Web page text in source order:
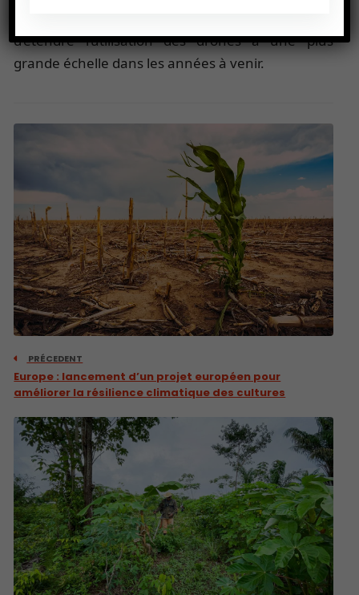
d’étendre l’utilisation des drones à une plus
grande échelle dans les années à venir.
PRÉCEDENT
Europe : lancement d’un projet européen pour
améliorer la résilience climatique des cultures